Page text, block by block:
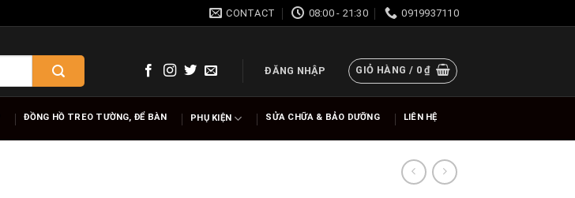
CONTACT 08:00 - 21:30 0919937110
ĐĂNG NHẬP GIỎ HÀNG / 0₫
ĐỒNG HỒ TREO TƯỜNG, ĐỂ BÀN PHỤ KIỆN SỬA CHỮA & BẢO DƯỠNG LIÊN HỆ